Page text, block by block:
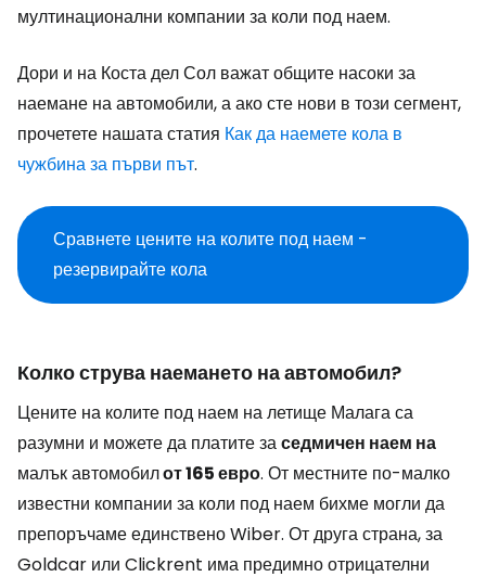
мултинационални компании за коли под наем.
Дори и на Коста дел Сол важат общите насоки за
наемане на автомобили, а ако сте нови в този сегмент,
прочетете нашата статия Как да наемете кола в
чужбина за първи път.
Сравнете цените на колите под наем -
резервирайте кола
Колко струва наемането на автомобил?
Цените на колите под наем на летище Малага са
разумни и можете да платите заседмичен наем на
малък автомобилот 165 евро. От местните по-малко
известни компании за коли под наем бихме могли да
препоръчаме единствено Wiber. От друга страна, за
Goldcar или Clickrent има предимно отрицателни